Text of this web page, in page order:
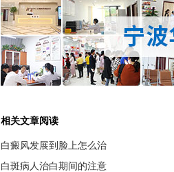
相关文章阅读
白癜风发展到脸上怎么治
白斑病人治白期间的注意